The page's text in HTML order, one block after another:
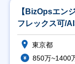
【BizOpsエン
フレックス可/
東京都
850万~1400